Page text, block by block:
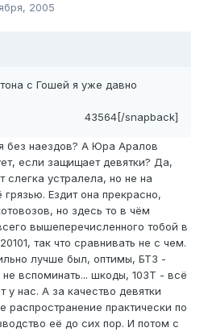
2005
с Гошей я уже давно
43564[/snapback]
без наездов? А Юра Аралов
если защищает девятки? Да,
устралела, но не на
Ездит она прекрасно,
но здесь то в чём
вышеперечисленного тобой в
так что сравнивать не с чем.
лучше был, оптимы, БТЗ -
вспоминать... шкоды, 103Т - всё
у нас. А за качество девятки
распространение практически по
её до сих пор. И потом с